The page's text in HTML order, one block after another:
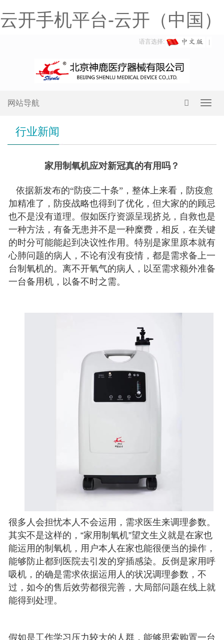
云开手机平台-云开（中国）
语言选择:
网站导航
行业新闻
家用制氧机应对新冠真的有用吗？
依据新发布的“防疫二十条”，整体上来看，防疫愈
加精准了，防疫战略也得到了优化，但大家的的顾忌
也不是没有道理。假如医疗资源呈现挤兑，自救也是
一种方法，有备无患并不是一种糜费，相反，在关键
的时分可能能起到决议性作用。特别是家里原本就有
心肺问题的病人，不论有没有疫情，都是需求备上一
台制氧机的。离不开氧气的病人，以至需求额外准备
一台备用机，以备不时之需。
很多人会担忧本人不会运用，需求医生来调理参数。
其实不是这样的，“家用制氧机”望文生义就是在家也
能运用的制氧机，用户本人在家也能很便当的操作，
能够防止都到医院去引发的穿插感染。反倒是家用呼
吸机，的确是需求依据运用人的状况调理参数，不
过，如今的售后效劳都很完善，大局部问题在线上就
能得到处理。
假如是工作学习压力较大的人群，能够思索购置一台